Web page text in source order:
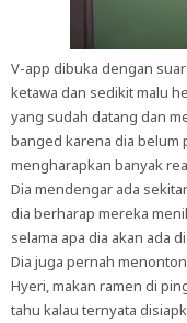
V-app dibuka dengan
ketawa dan sedikit malu
yang sudah datang dan
banged karena dia belum
mengharapkan banyak
Dia mendengar ada
dia berharap mereka
selama apa dia akan ada
Dia juga pernah
Hyeri, makan ramen di
tahu kalau ternyata